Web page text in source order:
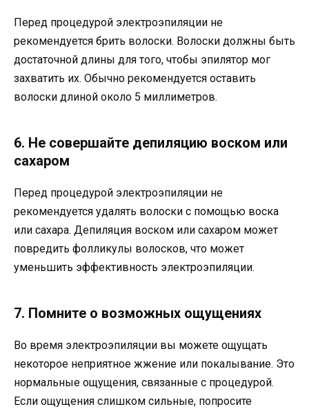
Перед процедурой электроэпиляции не
рекомендуется брить волоски. Волоски должны быть
достаточной длины для того, чтобы эпилятор мог
захватить их. Обычно рекомендуется оставить
волоски длиной около 5 миллиметров.
6. Не совершайте депиляцию воском или
сахаром
Перед процедурой электроэпиляции не
рекомендуется удалять волоски с помощью воска
или сахара. Депиляция воском или сахаром может
повредить фолликулы волосков, что может
уменьшить эффективность электроэпиляции.
7. Помните о возможных ощущениях
Во время электроэпиляции вы можете ощущать
некоторое неприятное жжение или покалывание. Это
нормальные ощущения, связанные с процедурой.
Если ощущения слишком сильные, попросите